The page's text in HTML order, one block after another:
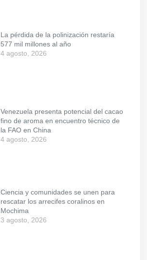
La pérdida de la polinización restaría
577 mil millones al año
4 agosto, 2026
Venezuela presenta potencial del cacao
fino de aroma en encuentro técnico de
la FAO en China
4 agosto, 2026
Ciencia y comunidades se unen para
rescatar los arrecifes coralinos en
Mochima
3 agosto, 2026